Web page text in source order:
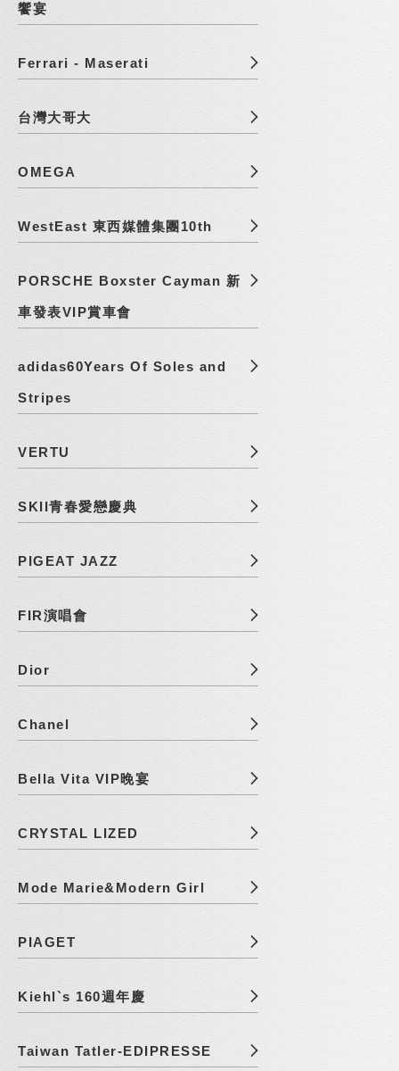
饗宴
Ferrari - Maserati
台灣大哥大
OMEGA
WestEast 東西媒體集團10th
PORSCHE Boxster Cayman 新
車發表VIP賞車會
adidas60Years Of Soles and
Stripes
VERTU
SKII青春愛戀慶典
PIGEAT JAZZ
FIR演唱會
Dior
Chanel
Bella Vita VIP晚宴
CRYSTAL LIZED
Mode Marie&Modern Girl
PIAGET
Kiehl`s 160週年慶
Taiwan Tatler-EDIPRESSE